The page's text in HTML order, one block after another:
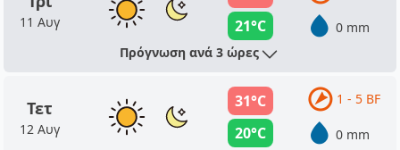
11 Αυγ
21°C
0 mm
Πρόγνωση ανά 3 ώρες
Τετ
12 Αυγ
31°C
20°C
1 - 5 BF
0 mm